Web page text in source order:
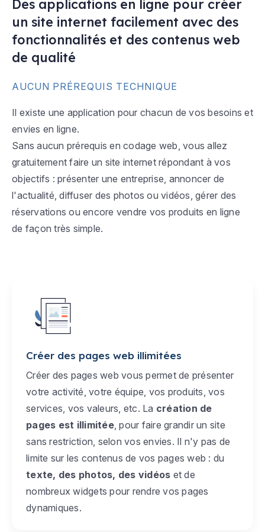
Des applications en ligne pour créer
un site internet facilement avec des
fonctionnalités et des contenus web
de qualité
AUCUN PRÉREQUIS TECHNIQUE
Il existe une application pour chacun de vos besoins et
envies en ligne.
Sans aucun prérequis en codage web, vous allez
gratuitement faire un site internet répondant à vos
objectifs : présenter une entreprise, annoncer de
l'actualité, diffuser des photos ou vidéos, gérer des
réservations ou encore vendre vos produits en ligne
de façon très simple.
Créer des pages web illimitées
Créer des pages web vous permet de présenter
votre activité, votre équipe, vos produits, vos
services, vos valeurs, etc. La création de
pages est illimitée, pour faire grandir un site
sans restriction, selon vos envies. Il n'y pas de
limite sur les contenus de vos pages web : du
texte, des photos, des vidéos et de
nombreux widgets pour rendre vos pages
dynamiques.